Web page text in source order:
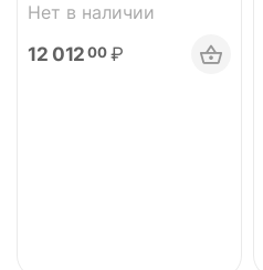
Нет в наличии
12 012 00 ₽